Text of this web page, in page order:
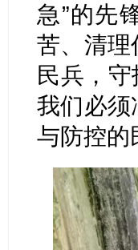
急”的先
苦、清理
民兵，
我们必须
与防控的